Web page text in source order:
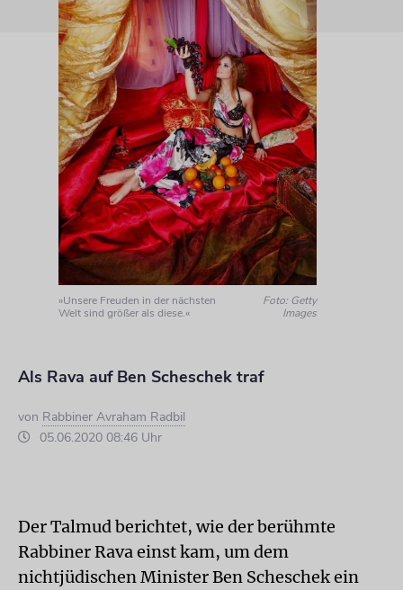
»Unsere Freuden in der nächsten
Welt sind größer als diese.«
Foto: Getty
Images
Als Rava auf Ben Scheschek traf
von Rabbiner Avraham Radbil
05.06.2020 08:46 Uhr
Der Talmud berichtet, wie der berühmte
Rabbiner Rava einst kam, um dem
nichtjüdischen Minister Ben Scheschek ein